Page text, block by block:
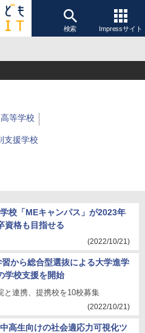
検索 Impressサイト
高等学校
支援学校
校「MEキャンパス」が2023年
資格も目指せる
(2022/10/21)
から総合型選抜による大学進学
学校支援を開始
と連携、提携校を10校募集
(2022/10/21)
高生向けの社会適応力可視化ツ